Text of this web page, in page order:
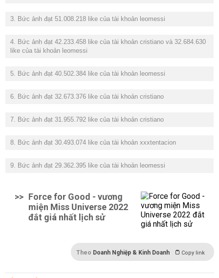
3. Bức ảnh đạt 51.008.218 like của tài khoản leomessi
4. Bức ảnh đạt 42.233.458 like của tài khoản cristiano và 32.684.630
like của tài khoản leomessi
5. Bức ảnh đạt 40.502.384 like của tài khoản leomessi
6. Bức ảnh đạt 32.673.376 like của tài khoản cristiano
7. Bức ảnh đạt 31.955.792 like của tài khoản cristiano
8. Bức ảnh đạt 30.493.074 like của tài khoản xxxtentacion
9. Bức ảnh đạt 29.362.395 like của tài khoản leomessi
>> Force for Good - vương
miện Miss Universe 2022
đắt giá nhất lịch sử
Theo Doanh Nghiệp & Kinh Doanh Copy link